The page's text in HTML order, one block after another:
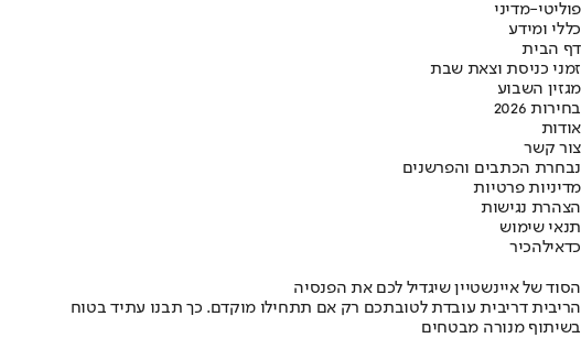
פוליטי-מדיני
כללי ומידע
דף הבית
זמני כניסת וצאת שבת
מגזין השבוע
בחירות 2026
אודות
צור קשר
נבחרת הכתבים והפרשנים
מדיניות פרטיות
הצהרת נגישות
תנאי שימוש
כדאילהכיר
הסוד של איינשטיין שיגדיל לכם את הפנסיה
הריבית דריבית עובדת לטובתכם רק אם תתחילו מוקדם. כך תבנו עתיד בטוח
בשיתוף מנורה מבטחים